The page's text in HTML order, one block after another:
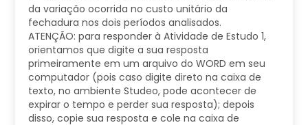
da variação ocorrida no custo unitário da
fechadura nos dois períodos analisados.
​ATENÇÃO: para responder à Atividade de Estudo 1,
orientamos que digite a sua resposta
primeiramente em um arquivo do WORD em seu
computador (pois caso digite direto na caixa de
texto, no ambiente Studeo, pode acontecer de
expirar o tempo e perder sua resposta); depois
disso, copie sua resposta e cole na caixa de